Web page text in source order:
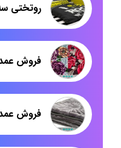
فروش